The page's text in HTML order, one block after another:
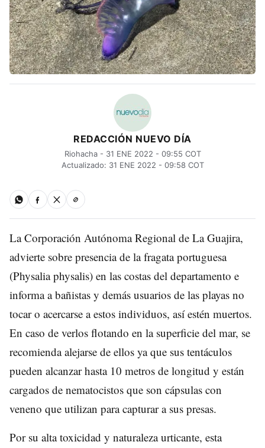
REDACCIÓN NUEVO DÍA
Riohacha - 31 ENE 2022 - 09:55 COT
Actualizado: 31 ENE 2022 - 09:58 COT
La Corporación Autónoma Regional de La Guajira,
advierte sobre presencia de la fragata portuguesa
(Physalia physalis) en las costas del departamento e
informa a bañistas y demás usuarios de las playas no
tocar o acercarse a estos individuos, así estén muertos.
En caso de verlos flotando en la superficie del mar, se
recomienda alejarse de ellos ya que sus tentáculos
pueden alcanzar hasta 10 metros de longitud y están
cargados de nematocistos que son cápsulas con
veneno que utilizan para capturar a sus presas.
Por su alta toxicidad y naturaleza urticante, esta